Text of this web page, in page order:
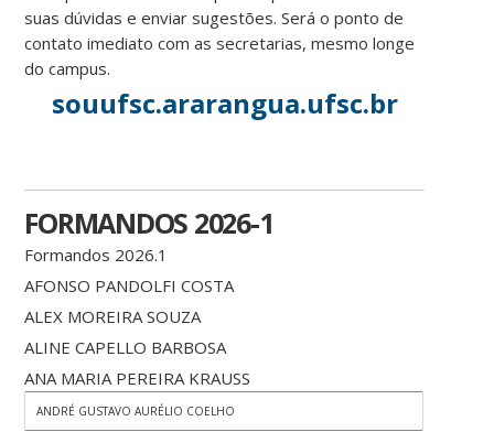
suas dúvidas e enviar sugestões. Será o ponto de
contato imediato com as secretarias, mesmo longe
do campus.
souufsc.ararangua.ufsc.br
FORMANDOS 2026-1
Formandos 2026.1
AFONSO PANDOLFI COSTA
ALEX MOREIRA SOUZA
ALINE CAPELLO BARBOSA
ANA MARIA PEREIRA KRAUSS
ANDRÉ GUSTAVO AURÉLIO COELHO